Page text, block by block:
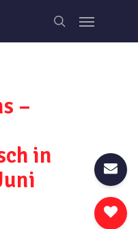
search
Menu
–
in